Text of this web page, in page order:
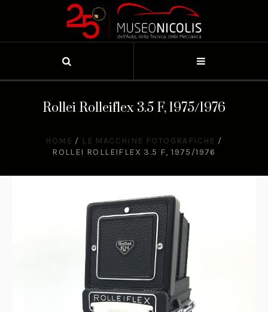
Rollei Rolleiflex 3.5 F, 1975/1976
HOME / LE MACCHINE FOTOGRAFICHE /
ROLLEI ROLLEIFLEX 3.5 F, 1975/1976